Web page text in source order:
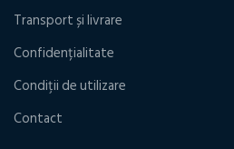
Transport și livrare
Confidențialitate
Condiţii de utilizare
Contact